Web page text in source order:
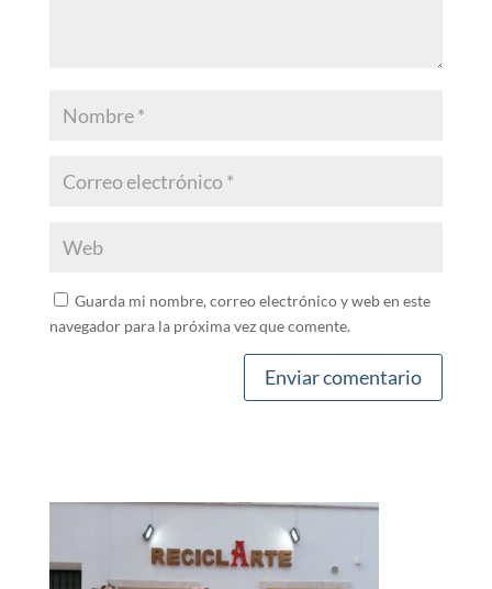
Guarda mi nombre, correo electrónico y web en este
navegador para la próxima vez que comente.